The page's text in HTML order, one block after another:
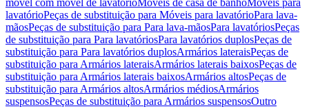
móvel com móvel de lavatórioMóveis de casa de banhoMóveis para
lavatórioPeças de substituição para Móveis para lavatórioPara lava-
mãosPeças de substituição para Para lava-mãosPara lavatóriosPeças
de substituição para Para lavatóriosPara lavatórios duplosPeças de
substituição para Para lavatórios duplosArmários lateraisPeças de
substituição para Armários lateraisArmários laterais baixosPeças de
substituição para Armários laterais baixosArmários altosPeças de
substituição para Armários altosArmários médiosArmários
suspensosPeças de substituição para Armários suspensosOutro